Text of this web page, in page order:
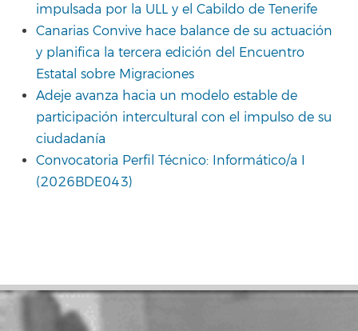
impulsada por la ULL y el Cabildo de Tenerife
Canarias Convive hace balance de su actuación
y planifica la tercera edición del Encuentro
Estatal sobre Migraciones
Adeje avanza hacia un modelo estable de
participación intercultural con el impulso de su
ciudadanía
Convocatoria Perfil Técnico: Informático/a I
(2026BDE043)